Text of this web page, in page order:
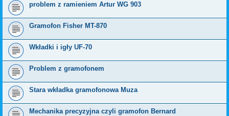
problem z ramieniem Artur WG 903
Gramofon Fisher MT-870
Wkładki i igły UF-70
Problem z gramofonem
Stara wkładka gramofonowa Muza
Mechanika precyzyjna czyli gramofon Bernard